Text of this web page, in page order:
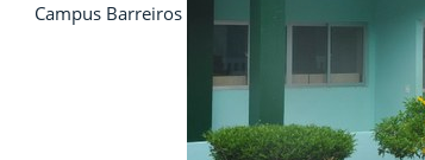
Campus Barreiros